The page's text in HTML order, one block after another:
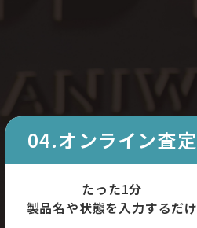
04.オンライン査定
たった1分
製品名や状態を入力するだけ